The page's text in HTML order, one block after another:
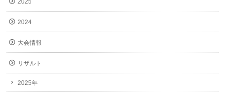
2025
2024
大会情報
リザルト
2025年